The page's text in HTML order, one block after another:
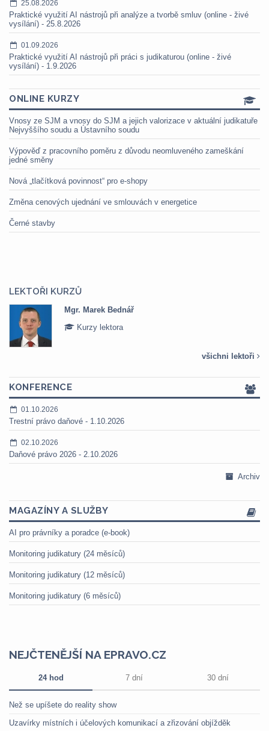
25.08.2026
Praktické využití AI nástrojů při analýze a tvorbě smluv (online - živé
vysílání) - 25.8.2026
01.09.2026
Praktické využití AI nástrojů při práci s judikaturou (online - živé
vysílání) - 1.9.2026
ONLINE KURZY
Vnosy ze SJM a vnosy do SJM a jejich valorizace v aktuální judikatuře
Nejvyššího soudu a Ústavního soudu
Výpověď z pracovního poměru z důvodu neomluveného zameškání
jedné směny
Nová „tlačítková povinnost“ pro e-shopy
Změna cenových ujednání ve smlouvách v energetice
Černé stavby
LEKTOŘI KURZŮ
Mgr. Marek Bednář
Kurzy lektora
všichni lektoři
KONFERENCE
01.10.2026
Trestní právo daňové - 1.10.2026
02.10.2026
Daňové právo 2026 - 2.10.2026
Archiv
MAGAZÍNY A SLUŽBY
AI pro právníky a poradce (e-book)
Monitoring judikatury (24 měsíců)
Monitoring judikatury (12 měsíců)
Monitoring judikatury (6 měsíců)
NEJČTENĚJŠÍ NA EPRAVO.CZ
24 hod 7 dní 30 dní
Než se upíšete do reality show
Uzavírky místních i účelových komunikací a zřizování objížděk